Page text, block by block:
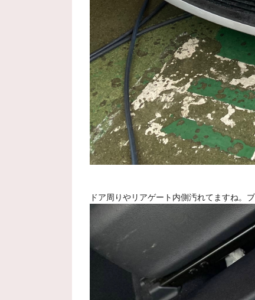
ドア周りやリアゲート内側汚れてますね。